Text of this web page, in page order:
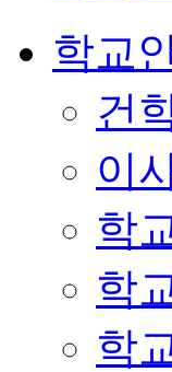
학교
건
이
학
학
학